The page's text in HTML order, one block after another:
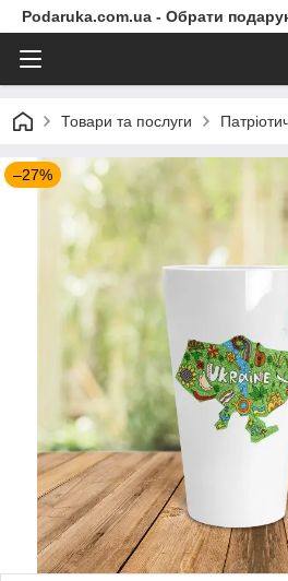
Podaruka.com.ua - Обрати
Товари та послуги
–27%